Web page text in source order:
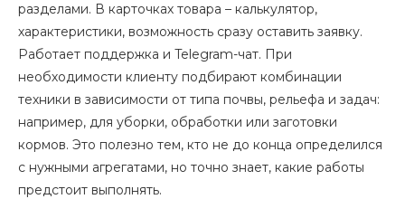
разделами. В карточках товара – калькулятор,
характеристики, возможность сразу оставить заявку.
Работает поддержка и Telegram-чат. При
необходимости клиенту подбирают комбинации
техники в зависимости от типа почвы, рельефа и задач:
например, для уборки, обработки или заготовки
кормов. Это полезно тем, кто не до конца определился
с нужными агрегатами, но точно знает, какие работы
предстоит выполнять.